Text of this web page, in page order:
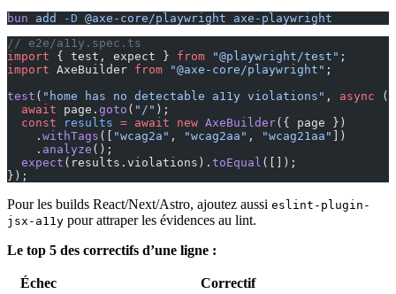
bun add -D @axe-core/playwright axe-playwright
// e2e/a11y.spec.ts
import { test, expect } from "@playwright/test" ;
import AxeBuilder from "@axe-core/playwright" ;
test ( "home has no detectable a11y violations" , async
  await
page. goto ( "/" );
  const
results = await new AxeBuilder({ page })
    .
withTags ([ "wcag2a" , "wcag2aa" , "wcag21aa"
])
    .
analyze ();
  expect
(results.violations). toEqual ([]);
});
Pour les builds React/Next/Astro, ajoutez aussi eslint-plugin-
jsx-a11y pour attraper les évidences au lint.
Le top 5 des correctifs d’une ligne :
Échec Correctif